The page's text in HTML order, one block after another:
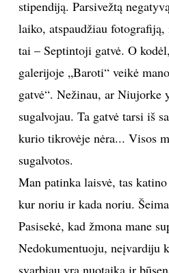
Iš ciklo „Paskutinė diena Venecijoje“,
Niujorke esu praleidęs dešimt
kvietimu, buvau gavęs
stipendiją. Parsivežtą
laiko, atspaudžiau
tai – Septintoji gatvė. O
galerijoje „Baroti“ veikė
gatvė“. Nežinau, ar Niujorke
sugalvojau. Ta gatvė tarsi iš